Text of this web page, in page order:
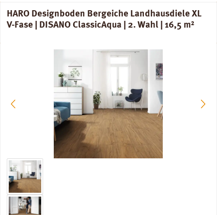
HARO Designboden Bergeiche Landhausdiele XL
V-Fase | DISANO ClassicAqua | 2. Wahl | 16,5 m²